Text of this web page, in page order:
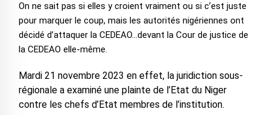
On ne sait pas si elles y croient vraiment ou si c’est juste
pour marquer le coup, mais les autorités nigériennes ont
décidé d’attaquer la CEDEAO...devant la Cour de justice de
la CEDEAO elle-même.
Mardi 21 novembre 2023 en effet, la juridiction sous-
régionale a examiné une plainte de l’Etat du Niger
contre les chefs d’Etat membres de l’institution.